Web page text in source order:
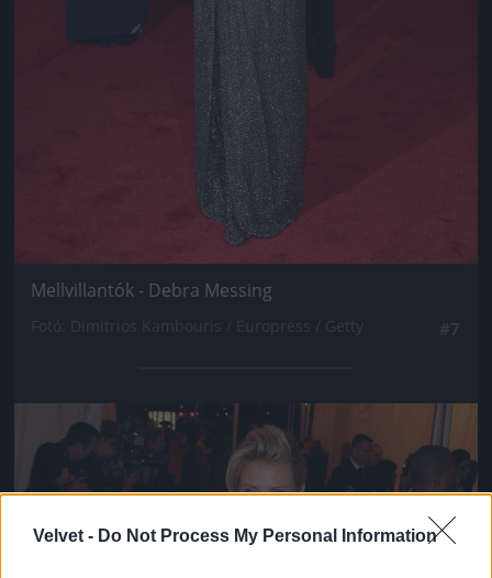
Velvet - Do Not Process My Personal Information
Mellvillantók - Debra Messing
Jön még kép!